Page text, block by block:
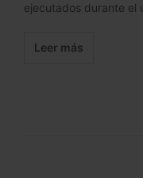
ejecutados durante el
Leer más